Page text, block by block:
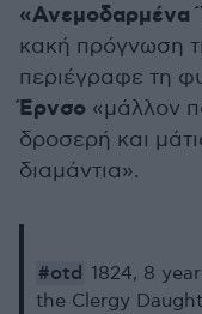
«Ανεμοδαρμένα
κακή πρόγνωση
περιέγραφε τη
Έρνσο «μάλλον
δροσερή και
διαμάντια».
#otd 1824, 8
the Clergy